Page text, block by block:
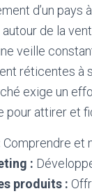
d’un pays
de la
veille
réticentes à
exige un
pour attirer et
Comprendre et
:
produits :